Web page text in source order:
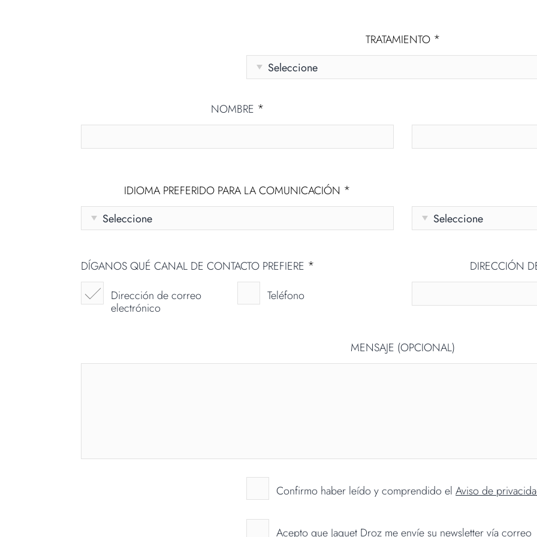
TRATAMIENTO *
NOMBRE *
IDIOMA PREFERIDO PARA LA COMUNICACIÓN *
DÍGANOS QUÉ CANAL DE CONTACTO PREFIERE *
Dirección de correo
electrónico
Teléfono
DIRECCIÓN
MENSAJE (OPCIONAL)
Confirmo haber leído y comprendido elAviso de
Acepto que Jaquet Droz me envíe su newsletter vía correo